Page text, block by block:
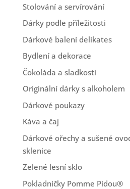
Stolování a servírování
Dárky podle příležitosti
Dárkové balení delikates
Bydlení a dekorace
Čokoláda a sladkosti
Originální dárky s alkoholem
Dárkové poukazy
Káva a čaj
Dárkové ořechy a sušené
sklenice
Zelené lesní sklo
Pokladničky Pomme Pidou®